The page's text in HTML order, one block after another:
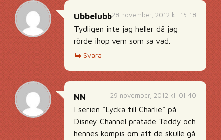
28 november, 2012 kl. 16:18
Ubbelubb
Tydligen inte jag heller då jag
rörde ihop vem som sa vad.
Svara
29 november, 2012 kl. 01:40
NN
I serien ”Lycka till Charlie” på
Disney Channel pratade Teddy och
hennes kompis om att de skulle gå